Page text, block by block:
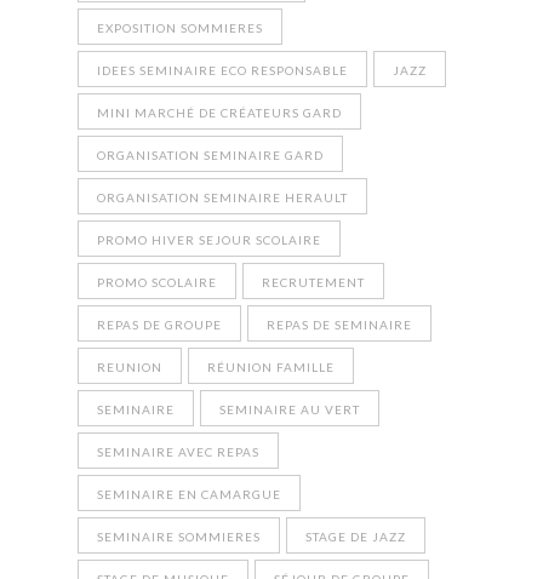
EXPOSITION SOMMIERES
IDEES SEMINAIRE ECO RESPONSABLE JAZZ
MINI MARCHÉ DE CRÉATEURS GARD
ORGANISATION SEMINAIRE GARD
ORGANISATION SEMINAIRE HERAULT
PROMO HIVER SEJOUR SCOLAIRE
PROMO SCOLAIRE RECRUTEMENT
REPAS DE GROUPE REPAS DE SEMINAIRE
REUNION RÉUNION FAMILLE
SEMINAIRE SEMINAIRE AU VERT
SEMINAIRE AVEC REPAS
SEMINAIRE EN CAMARGUE
SEMINAIRE SOMMIERES STAGE DE JAZZ